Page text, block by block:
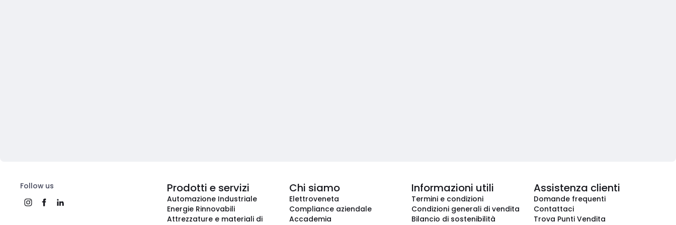
Follow us Prodotti e servizi
Automazione Industriale
Energie Rinnovabili
Attrezzature e materiali di
Chi siamo
Elettroveneta
Compliance aziendale
Accademia
Informazioni utili
Termini e condizioni
Condizioni generali di vendita
Bilancio di sostenibilità
Assistenza clienti
Domande frequenti
Contattaci
Trova Punti Vendita